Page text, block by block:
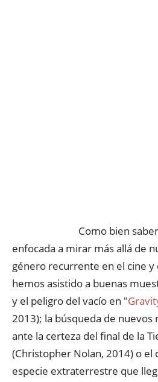
Como bien
enfocada a mirar más allá de
género recurrente en el cine y
hemos asistido a buenas
y el peligro del vacío en "
2013); la búsqueda de
ante la certeza del final de la
(Christopher Nolan, 2014) o el
especie extraterrestre que